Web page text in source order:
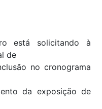
está solicitando à
de
no cronograma
da exposição de